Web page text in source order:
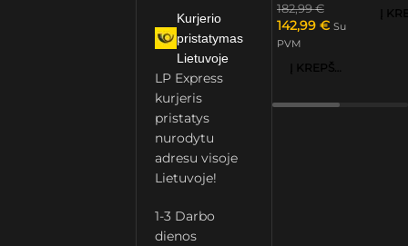
Kurjerio
pristatymas
Lietuvoje
LP Express
kurjeris
pristatys
nurodytu
adresu visoje
Lietuvoje!
1-3 Darbo
dienos
182,99€
142,99 € Su
PVM
Į KREPŠELĮ